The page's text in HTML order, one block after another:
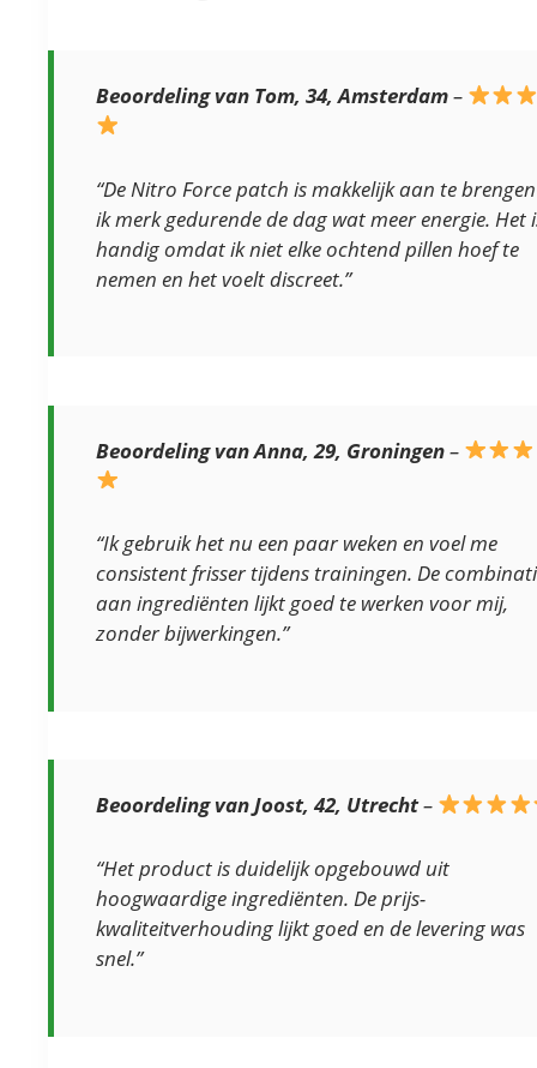
Beoordeling van Tom, 34, Amsterdam–
“De Nitro Force patch is makkelijk aan te
ik merk gedurende de dag wat meer energie. Het
handig omdat ik niet elke ochtend pillen hoef te
nemen en het voelt discreet.”
Beoordeling van Anna, 29, Groningen–
“Ik gebruik het nu een paar weken en voel me
consistent frisser tijdens trainingen. De
aan ingrediënten lijkt goed te werken voor mij,
zonder bijwerkingen.”
Beoordeling van Joost, 42, Utrecht–
“Het product is duidelijk opgebouwd uit
hoogwaardige ingrediënten. De prijs-
kwaliteitverhouding lijkt goed en de levering was
snel.”